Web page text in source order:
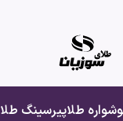
طلاپیرسینگ طلا